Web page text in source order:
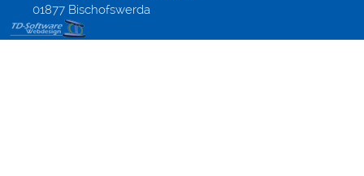
01877 Bischofswerda